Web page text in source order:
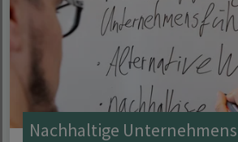
Nachhaltige